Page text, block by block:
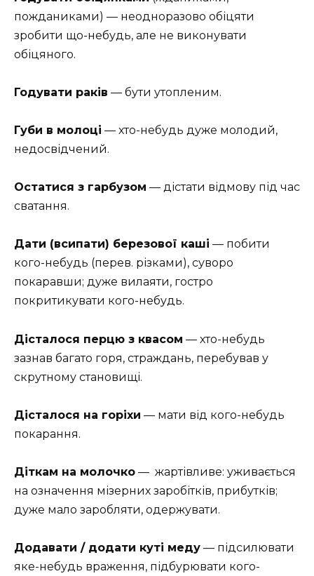
пожданиками) — неодноразово обіцяти
зробити що-небудь, але не виконувати
обіцяного.
Годувати раків — бути утопленим.
Губи в молоці — хто-небудь дуже молодий,
недосвідчений.
Остатися з гарбузом — дістати відмову під час
сватання.
Дати (всипати) березової каші — побити
кого-небудь (перев. різками), суворо
покаравши; дуже вилаяти, гостро
покритикувати кого-небудь.
Дісталося перцю з квасом — хто-небудь
зазнав багато горя, страждань, перебував у
скрутному становищі.
Дісталося на горіхи — мати від кого-небудь
покарання.
Діткам на молочко — жартівливе: уживається
на означення мізерних заробітків, прибутків;
дуже мало заробляти, одержувати.
Додавати / додати куті меду — підсилювати
яке-небудь враження, підбурювати кого-